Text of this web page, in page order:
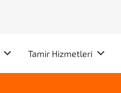
Tamir Hizmetleri